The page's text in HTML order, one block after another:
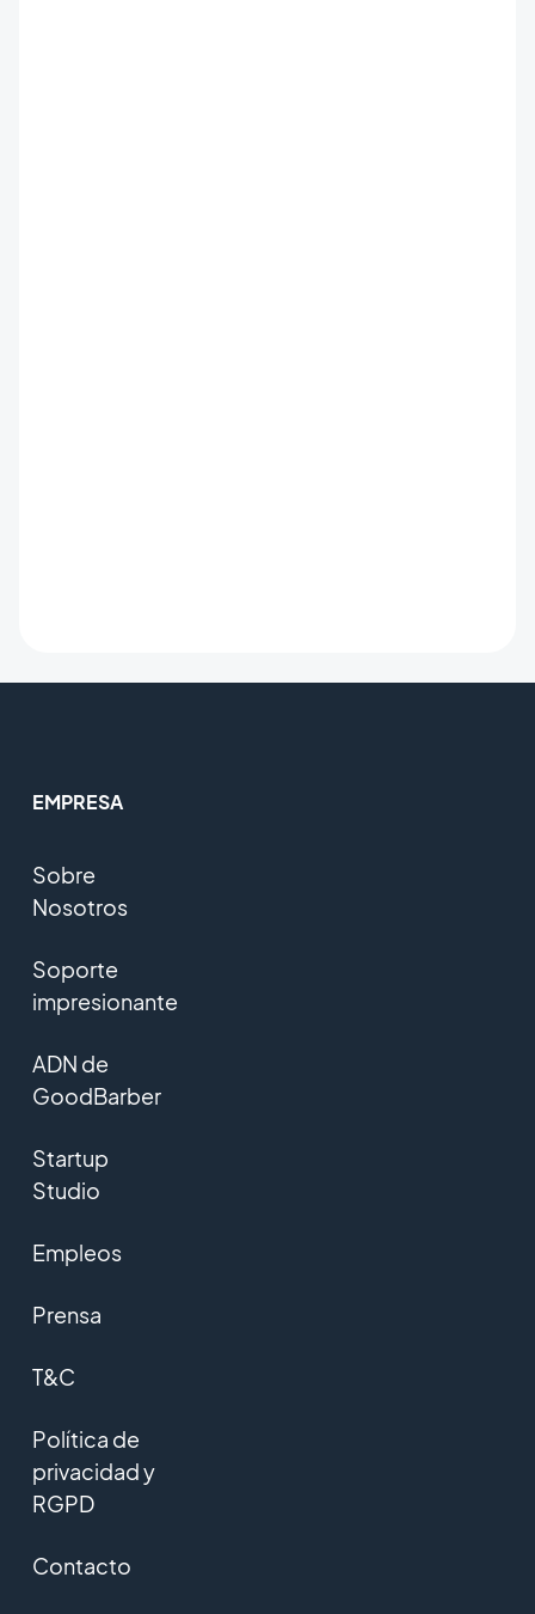
EMPRESA
Sobre
Nosotros
Soporte
impresionante
ADN de
GoodBarber
Startup
Studio
Empleos
Prensa
T&C
Política de
privacidad y
RGPD
Contacto